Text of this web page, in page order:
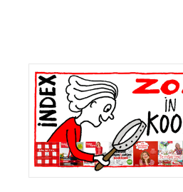
Primaire
Sidebar